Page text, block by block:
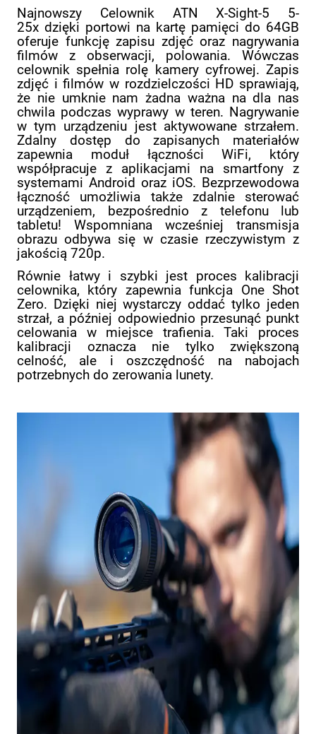
Najnowszy Celownik ATN X-Sight-5 5-
25x dzięki portowi na kartę pamięci do 64GB
oferuje funkcję zapisu zdjęć oraz nagrywania
filmów z obserwacji, polowania. Wówczas
celownik spełnia rolę kamery cyfrowej. Zapis
zdjęć i filmów w rozdzielczości HD sprawiają,
że nie umknie nam żadna ważna na dla nas
chwila podczas wyprawy w teren. Nagrywanie
w tym urządzeniu jest aktywowane strzałem.
Zdalny dostęp do zapisanych materiałów
zapewnia moduł łączności WiFi, który
współpracuje z aplikacjami na smartfony z
systemami Android oraz iOS. Bezprzewodowa
łączność umożliwia także zdalnie sterować
urządzeniem, bezpośrednio z telefonu lub
tabletu! Wspomniana wcześniej transmisja
obrazu odbywa się w czasie rzeczywistym z
jakością 720p.
Równie łatwy i szybki jest proces kalibracji
celownika, który zapewnia funkcja One Shot
Zero. Dzięki niej wystarczy oddać tylko jeden
strzał, a później odpowiednio przesunąć punkt
celowania w miejsce trafienia. Taki proces
kalibracji oznacza nie tylko zwiększoną
celność, ale i oszczędność na nabojach
potrzebnych do zerowania lunety.